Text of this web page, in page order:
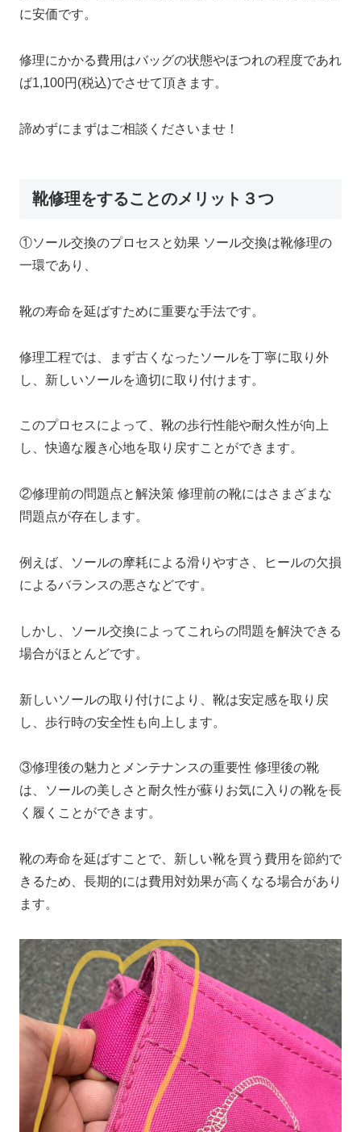
に安価です。
修理にかかる費用はバッグの状態やほつれの程度であれ
ば1,100円(税込)でさせて頂きます。
諦めずにまずはご相談くださいませ！
靴修理をすることのメリット３つ
①ソール交換のプロセスと効果 ソール交換は靴修理の
一環であり、
靴の寿命を延ばすために重要な手法です。
修理工程では、まず古くなったソールを丁寧に取り外
し、新しいソールを適切に取り付けます。
このプロセスによって、靴の歩行性能や耐久性が向上
し、快適な履き心地を取り戻すことができます。
②修理前の問題点と解決策 修理前の靴にはさまざまな
問題点が存在します。
例えば、ソールの摩耗による滑りやすさ、ヒールの欠損
によるバランスの悪さなどです。
しかし、ソール交換によってこれらの問題を解決できる
場合がほとんどです。
新しいソールの取り付けにより、靴は安定感を取り戻
し、歩行時の安全性も向上します。
③修理後の魅力とメンテナンスの重要性 修理後の靴
は、ソールの美しさと耐久性が蘇りお気に入りの靴を長
く履くことができます。
靴の寿命を延ばすことで、新しい靴を買う費用を節約で
きるため、長期的には費用対効果が高くなる場合があり
ます。